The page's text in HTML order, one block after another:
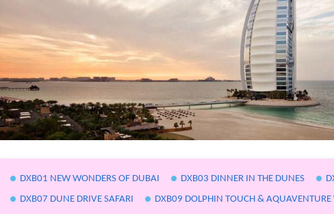
DXB01 NEW WONDERS OF DUBAI DXB03 DINNER IN THE DUNES
DXB07 DUNE DRIVE SAFARI
DXB09 DOLPHIN TOUCH & AQUAVENTURE